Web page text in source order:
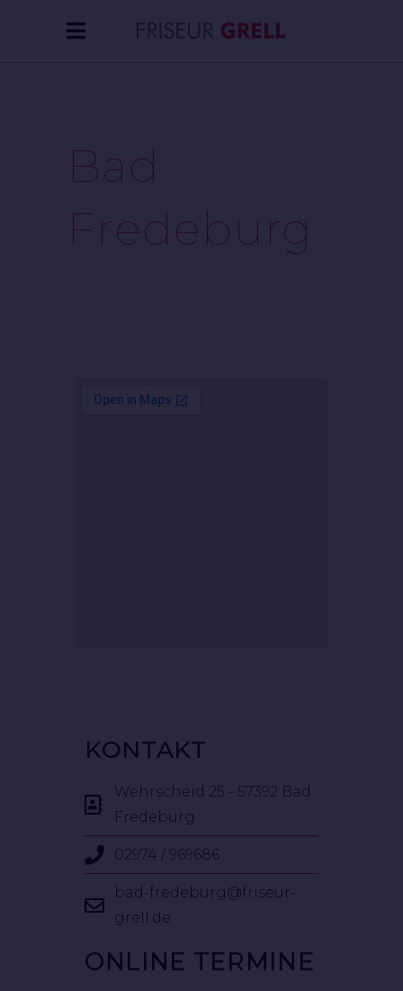
Bad
Fredeburg
KONTAKT
Wehrscheid 25 - 57392 Bad
Fredeburg
02974 / 969686
bad-fredeburg@friseur-
grell.de
ONLINE TERMINE